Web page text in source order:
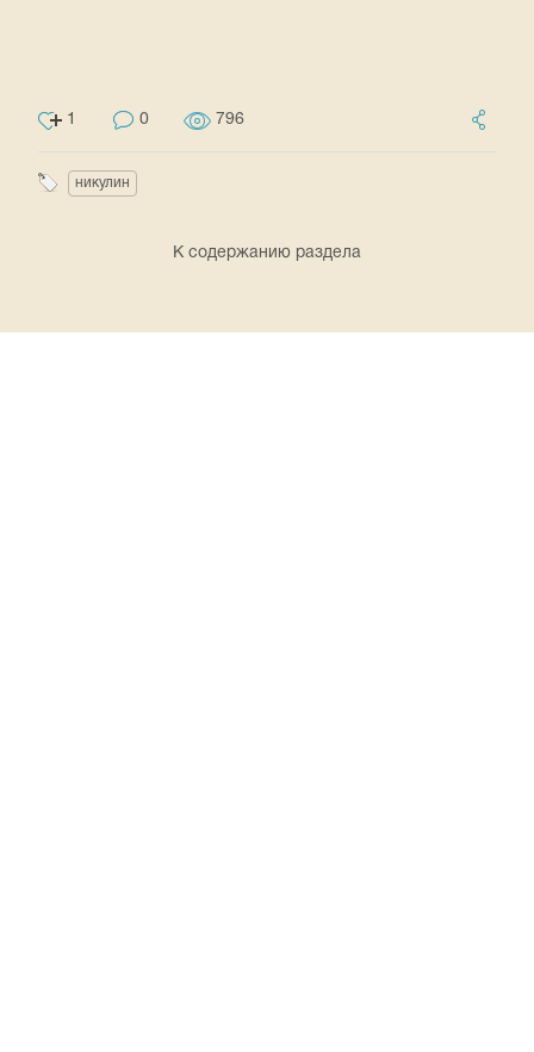
1 0 796
никулин
К содержанию раздела